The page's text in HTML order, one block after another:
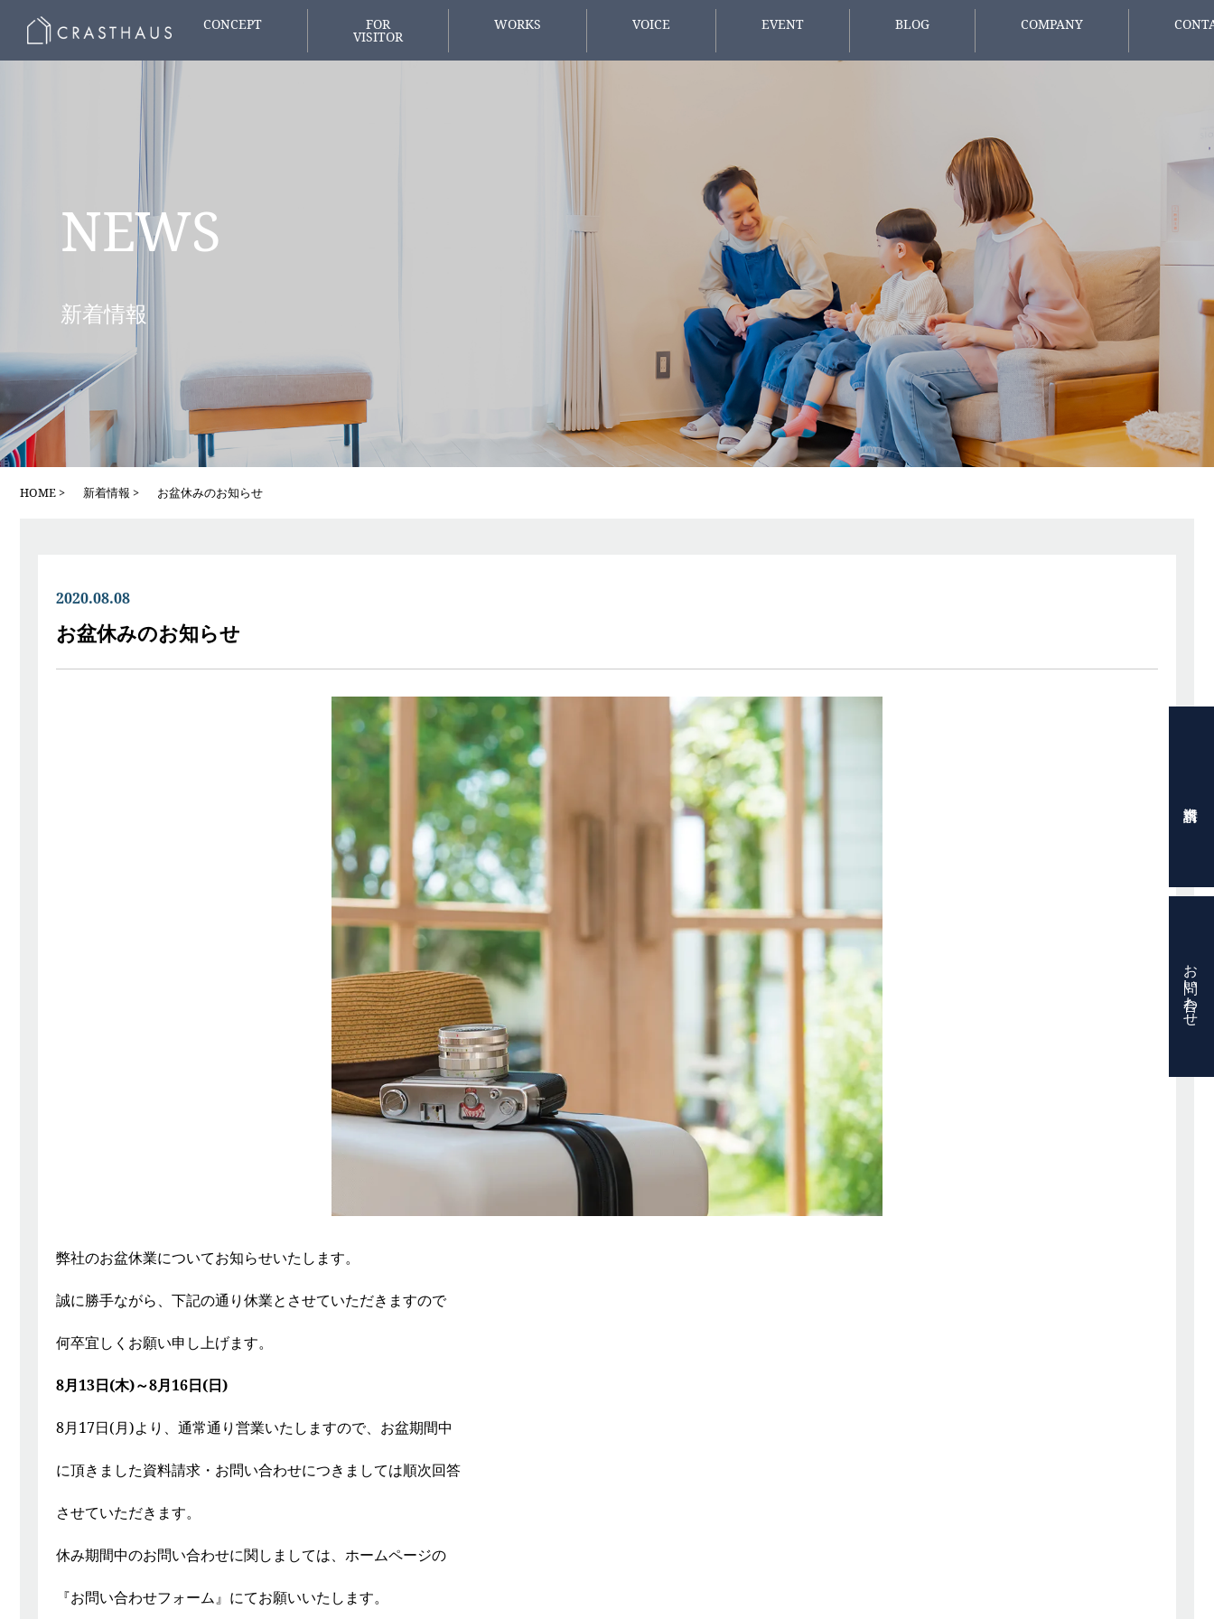
CONCEPT
FOR
VISITOR
はじめての方へ
WORKS
VOICE
EVENT
BLOG
COMPANY
お問い合わせ
NEWS
新着情報
HOME 新着情報 お盆休みのお知らせ
2020.08.08
お盆休みのお知らせ
弊社のお盆休業についてお知らせいたします。
誠に勝手ながら、下記の通り休業とさせていただきますので
何卒宜しくお願い申し上げます。
8月13日(木)～8月16日(日)
8月17日(月)より、通常通り営業いたしますので、お盆期間中
に頂きました資料請求・お問い合わせにつきましては順次回答
させていただきます。
休み期間中のお問い合わせに関しましては、ホームページの
『お問い合わせフォーム』にてお願いいたします。